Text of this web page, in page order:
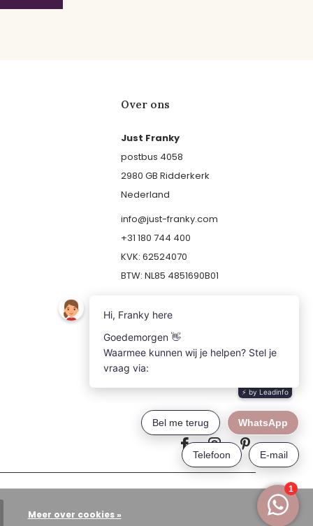
Over ons
Just Franky
postbus 4058
2980 GB Ridderkerk
Nederland
info@just-franky.com
+31 180 744 400
KVK: 62524070
BTW: NL85 4851690B01
Meer over cookies »